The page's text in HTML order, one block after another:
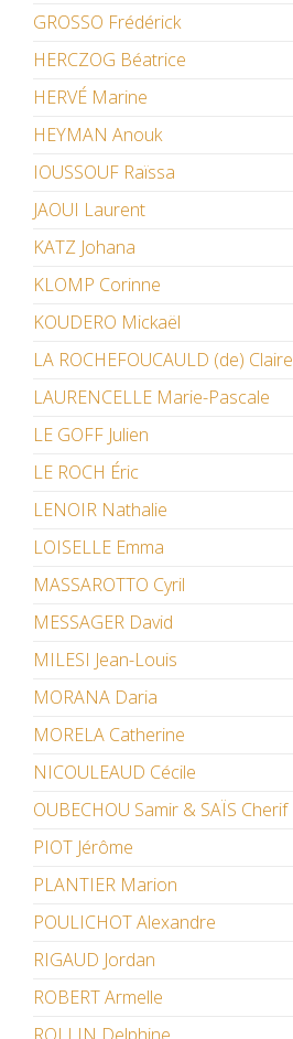
GROSSO Frédérick
HERCZOG Béatrice
HERVÉ Marine
HEYMAN Anouk
IOUSSOUF Raïssa
JAOUI Laurent
KATZ Johana
KLOMP Corinne
KOUDERO Mickaël
LA ROCHEFOUCAULD (de) Claire
LAURENCELLE Marie-Pascale
LE GOFF Julien
LE ROCH Éric
LENOIR Nathalie
LOISELLE Emma
MASSAROTTO Cyril
MESSAGER David
MILESI Jean-Louis
MORANA Daria
MORELA Catherine
NICOULEAUD Cécile
OUBECHOU Samir & SAÏS Cherif
PIOT Jérôme
PLANTIER Marion
POULICHOT Alexandre
RIGAUD Jordan
ROBERT Armelle